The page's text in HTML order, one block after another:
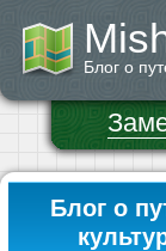
Блог о
Блог о